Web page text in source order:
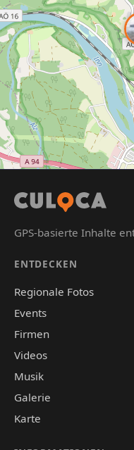
GPS-basierte Inhalte
ENTDECKEN
Regionale Fotos
Events
Firmen
Videos
Musik
Galerie
Karte